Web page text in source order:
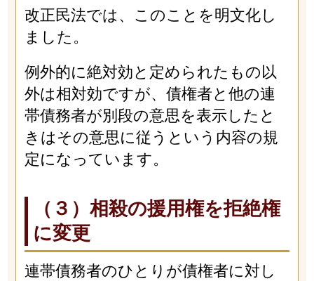
改正民法では、このことを明文化し
ました。
例外的に絶対効と定められたもの以
外は相対効ですが、債権者と他の連
帯債務者が別段の意思を表示したと
きはその意思に従うという内容の規
定になっています。
（３）相殺の援用権を拒絶権
に変更
連帯債務者のひとりが債権者に対し